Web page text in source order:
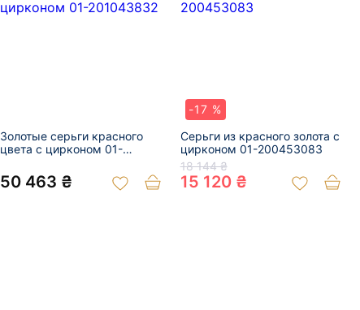
Золотые серьги красного
цвета с цирконом 01-
50 463 ₴
-17 %
Серьги из красного золота с
цирконом 01-200453083
18 144 ₴
15 120 ₴